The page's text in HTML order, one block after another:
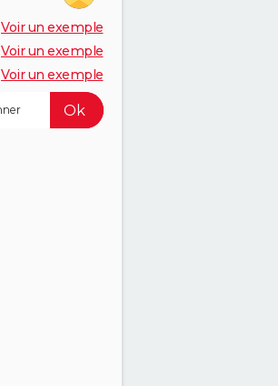
Voir un exemple
Voir un exemple
Voir un exemple